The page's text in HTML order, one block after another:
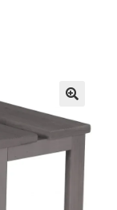
menu
Espandi
menu
child
Espandi
🔍